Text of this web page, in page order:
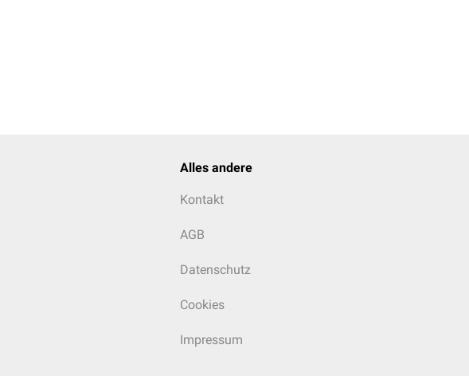
Alles andere
Kontakt
AGB
Datenschutz
Cookies
Impressum